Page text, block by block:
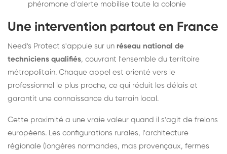
phéromone d'alerte mobilise toute la colonie
Une intervention partout en France
Need's Protect s'appuie sur un réseau national de
techniciens qualifiés, couvrant l'ensemble du territoire
métropolitain. Chaque appel est orienté vers le
professionnel le plus proche, ce qui réduit les délais et
garantit une connaissance du terrain local.
Cette proximité a une vraie valeur quand il s'agit de frelons
européens. Les configurations rurales, l'architecture
régionale (longères normandes, mas provençaux, fermes